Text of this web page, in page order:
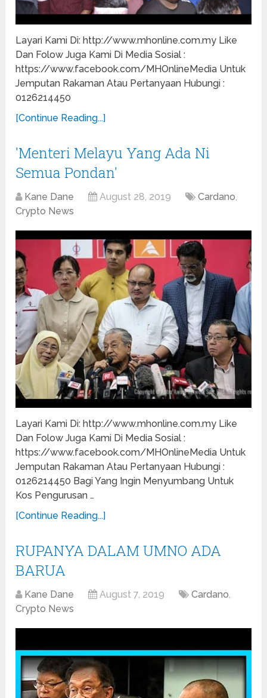
Layari Kami Di: http://www.mhonline.com.my Like
Dan Folow Juga Kami Di Media Sosial :
https://www.facebook.com/MHOnlineMedia Untuk
Jemputan Rakaman Atau Pertanyaan Hubungi :
0126214450
[Continue Reading...]
'Menteri Melayu Yang Ada Ni
Semua Pondan'
Kane Dane August 28, 2019 Cardano,
Crypto News
Layari Kami Di: http://www.mhonline.com.my Like
Dan Folow Juga Kami Di Media Sosial :
https://www.facebook.com/MHOnlineMedia Untuk
Jemputan Rakaman Atau Pertanyaan Hubungi :
0126214450 Bagi Yang Ingin Menyumbang Untuk
Kos Pengurusan …
[Continue Reading...]
RUPANYA DALAM UMNO ADA
BARUA
Kane Dane August 7, 2019 Cardano,
Crypto News